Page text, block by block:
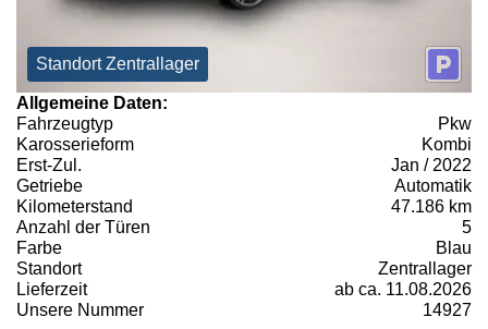
Standort Zentrallager
Allgemeine Daten:
Fahrzeugtyp
Pkw
Karosserieform
Kombi
Erst-Zul.
Jan / 2022
Getriebe
Automatik
Kilometerstand
47.186 km
Anzahl der Türen
5
Farbe
Blau
Standort
Zentrallager
Lieferzeit
ab ca. 11.08.2026
Unsere Nummer
14927